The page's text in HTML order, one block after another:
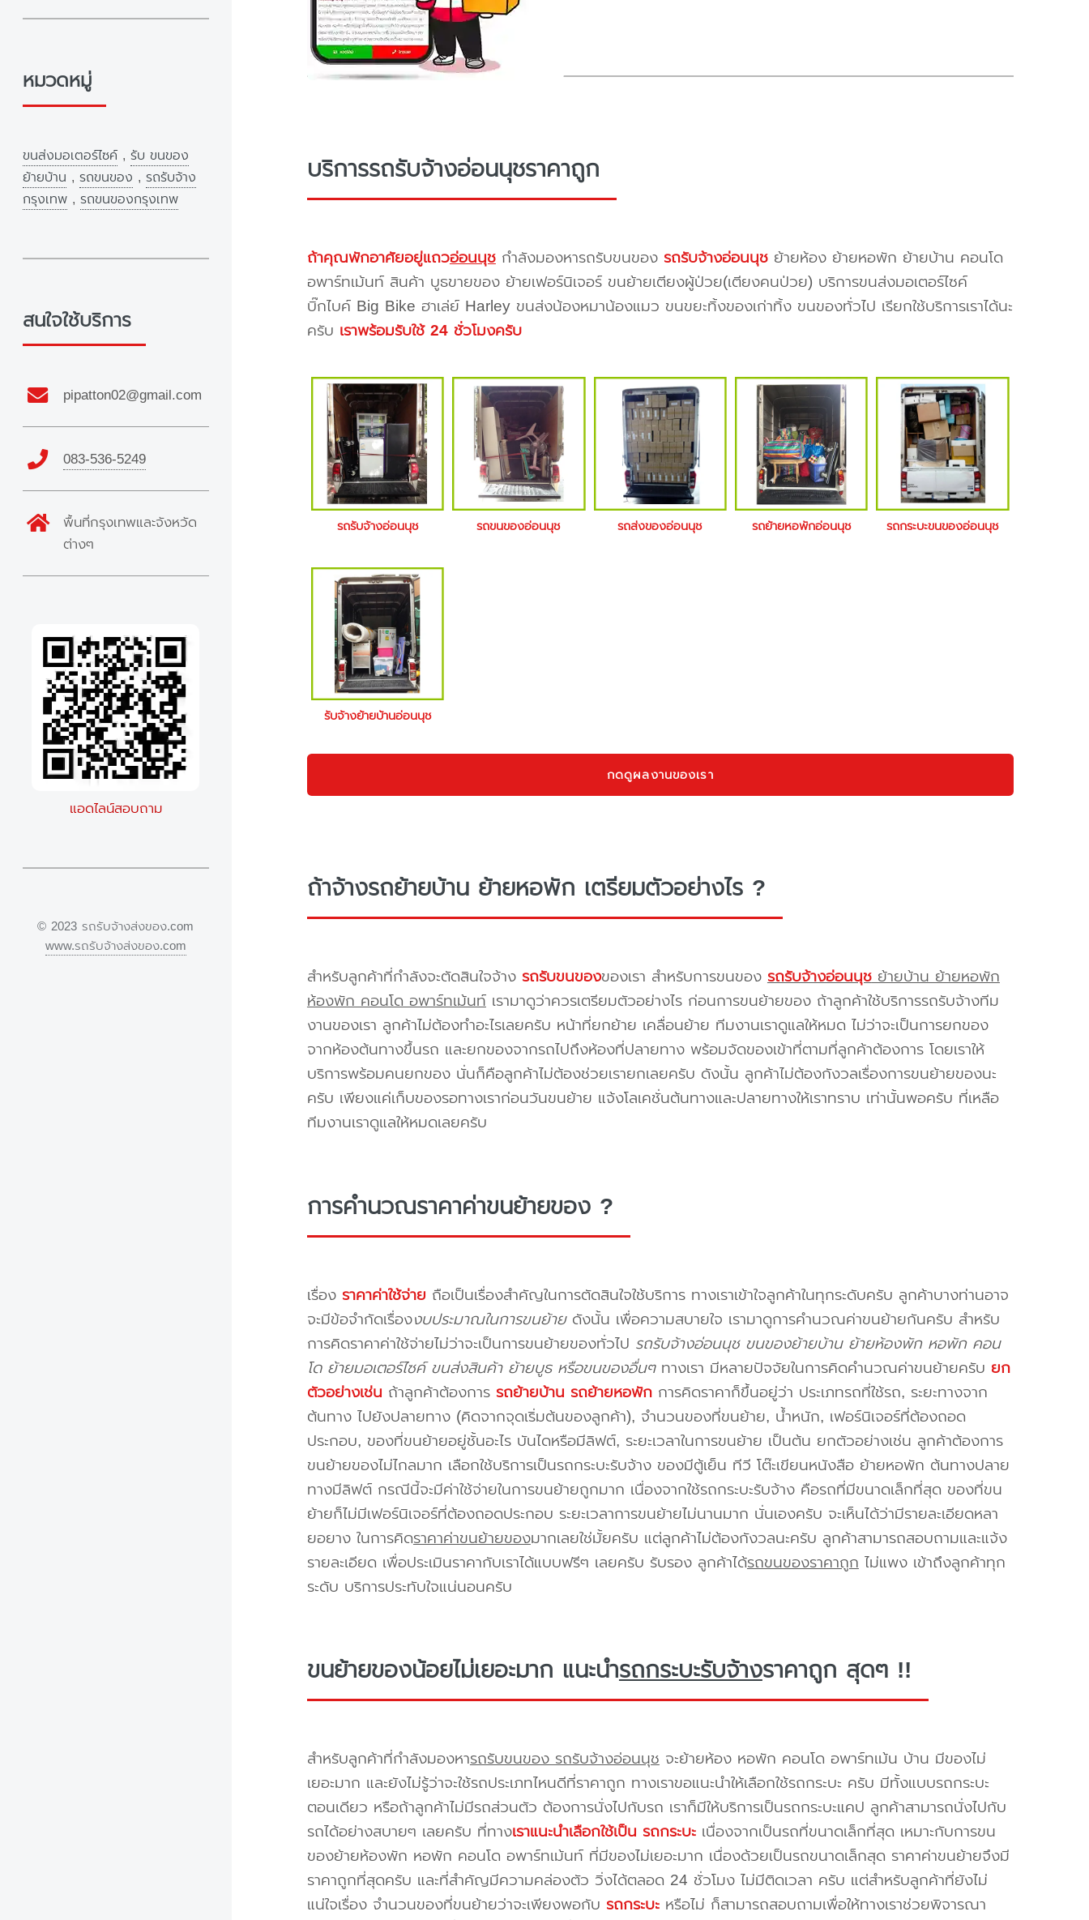
บริการรถรับจ้างอ่อนนุชราคาถูก
ถ้าคุณพักอาศัยอยู่แถวอ่อนนุชกำลังมองหารถรับขนของ รถรับจ้างอ่อนนุชย้ายห้อง ย้ายหอพัก ย้ายบ้าน คอนโด
อพาร์ทเม้นท์ สินค้า บูธขายของ ย้ายเฟอร์นิเจอร์ ขนย้ายเตียงผู้ป่วย(เตียงคนป่วย) บริการขนส่งมอเตอร์ไซค์
บิ๊กไบค์ Big Bike ฮาเล่ย์ Harley ขนส่งน้องหมาน้องแมว ขนขยะทิ้งของเก่าทิ้ง ขนของทั่วไป เรียกใช้บริการเราได้นะ
ครับ เราพร้อมรับใช้ 24 ชั่วโมงครับ
รถรับจ้างอ่อนนุช รถขนของอ่อนนุช รถส่งของอ่อนนุช รถย้ายหอพักอ่อนนุช รถกระบะขนของอ่อนนุช
รับจ้างย้ายบ้านอ่อนนุช
กดดูผลงานของเรา
ถ้าจ้างรถย้ายบ้าน ย้ายหอพัก เตรียมตัวอย่างไร ?
สำหรับลูกค้าที่กำลังจะตัดสินใจจ้าง รถรับขนของของเรา สำหรับการขนของ รถรับจ้างอ่อนนุชย้ายบ้าน ย้ายหอพัก
ห้องพัก คอนโด อพาร์ทเม้นท์เรามาดูว่าควรเตรียมตัวอย่างไร ก่อนการขนย้ายของ ถ้าลูกค้าใช้บริการรถรับจ้างทีม
งานของเรา ลูกค้าไม่ต้องทำอะไรเลยครับ หน้าที่ยกย้าย เคลื่อนย้าย ทีมงานเราดูแลให้หมด ไม่ว่าจะเป็นการยกของ
จากห้องต้นทางขึ้นรถ และยกของจากรถไปถึงห้องที่ปลายทาง พร้อมจัดของเข้าที่ตามที่ลูกค้าต้องการ โดยเราให้
บริการพร้อมคนยกของ นั่นก็คือลูกค้าไม่ต้องช่วยเรายกเลยครับ ดังนั้น ลูกค้าไม่ต้องกังวลเรื่องการขนย้ายของนะ
ครับ เพียงแค่เก็บของรอทางเราก่อนวันขนย้าย แจ้งโลเคชั่นต้นทางและปลายทางให้เราทราบ เท่านั้นพอครับ ที่เหลือ
ทีมงานเราดูแลให้หมดเลยครับ
การคำนวณราคาค่าขนย้ายของ ?
เรื่อง ราคาค่าใช้จ่าย ถือเป็นเรื่องสำคัญในการตัดสินใจใช้บริการ ทางเราเข้าใจลูกค้าในทุกระดับครับ ลูกค้าบางท่านอาจ
จะมีข้อจำกัดเรื่องงบประมาณในการขนย้ายดังนั้น เพื่อความสบายใจ เรามาดูการคำนวณค่าขนย้ายกันครับ สำหรับ
การคิดราคาค่าใช้จ่ายไม่ว่าจะเป็นการขนย้ายของทั่วไป รถรับจ้างอ่อนนุช ขนของย้ายบ้าน ย้ายห้องพัก หอพัก คอน
โด ย้ายมอเตอร์ไซค์ ขนส่งสินค้า ย้ายบูธ หรือขนของอื่นๆทางเรา มีหลายปัจจัยในการคิดคำนวณค่าขนย้ายครับ ยก
ตัวอย่างเช่น ถ้าลูกค้าต้องการ รถย้ายบ้าน รถย้ายหอพักการคิดราคาก็ขึ้นอยู่ว่า ประเภทรถที่ใช้รถ, ระยะทางจาก
ต้นทาง ไปยังปลายทาง (คิดจากจุดเริ่มต้นของลูกค้า), จำนวนของที่ขนย้าย, น้ำหนัก, เฟอร์นิเจอร์ที่ต้องถอด
ประกอบ, ของที่ขนย้ายอยู่ชั้นอะไร บันไดหรือมีลิฟต์, ระยะเวลาในการขนย้าย เป็นต้น ยกตัวอย่างเช่น ลูกค้าต้องการ
ขนย้ายของไม่ไกลมาก เลือกใช้บริการเป็นรถกระบะรับจ้าง ของมีตู้เย็น ทีวี โต๊ะเขียนหนังสือ ย้ายหอพัก ต้นทางปลาย
ทางมีลิฟต์ กรณีนี้จะมีค่าใช้จ่ายในการขนย้ายถูกมาก เนื่องจากใช้รถกระบะรับจ้าง คือรถที่มีขนาดเล็กที่สุด ของที่ขน
ย้ายก็ไม่มีเฟอร์นิเจอร์ที่ต้องถอดประกอบ ระยะเวลาการขนย้ายไม่นานมาก นั่นเองครับ จะเห็นได้ว่ามีรายละเอียดหลา
ยอยาง ในการคิดราคาค่าขนย้ายของมากเลยใช่มั้ยครับ แต่ลูกค้าไม่ต้องกังวลนะครับ ลูกค้าสามารถสอบถามและแจ้ง
รายละเอียด เพื่อประเมินราคากับเราได้แบบฟรีๆ เลยครับ รับรอง ลูกค้าได้รถขนของราคาถูกไม่แพง เข้าถึงลูกค้าทุก
ระดับ บริการประทับใจแน่นอนครับ
ขนย้ายของน้อยไม่เยอะมาก แนะนำรถกระบะรับจ้างราคาถูก สุดๆ !!
สำหรับลูกค้าที่กำลังมองหารถรับขนของ รถรับจ้างอ่อนนุชจะย้ายห้อง หอพัก คอนโด อพาร์ทเม้น บ้าน มีของไม่
เยอะมาก และยังไม่รู้ว่าจะใช้รถประเภทไหนดีที่ราคาถูก ทางเราขอแนะนำให้เลือกใช้รถกระบะ ครับ มีทั้งแบบรถกระบะ
ตอนเดียว หรือถ้าลูกค้าไม่มีรถส่วนตัว ต้องการนั่งไปกับรถ เราก็มีให้บริการเป็นรถกระบะแคป ลูกค้าสามารถนั่งไปกับ
รถได้อย่างสบายๆ เลยครับ ที่ทางเราแนะนำเลือกใช้เป็น รถกระบะเนื่องจากเป็นรถที่ขนาดเล็กที่สุด เหมาะกับการขน
ของย้ายห้องพัก หอพัก คอนโด อพาร์ทเม้นท์ ที่มีของไม่เยอะมาก เนื่องด้วยเป็นรถขนาดเล็กสุด ราคาค่าขนย้ายจึงมี
ราคาถูกที่สุดครับ และที่สำคัญมีความคล่องตัว วิ่งได้ตลอด 24 ชั่วโมง ไม่มีติดเวลา ครับ แต่สำหรับลูกค้าที่ยังไม่
แน่ใจเรื่อง จำนวนของที่ขนย้ายว่าจะเพียงพอกับ รถกระบะหรือไม่ ก็สามารถสอบถามเพื่อให้ทางเราช่วยพิจารณา
หมวดหมู่
ขนส่งมอเตอร์ไซค์ , รับ ขนของ
ย้ายบ้าน , รถขนของ , รถรับจ้าง
กรุงเทพ , รถขนของกรุงเทพ
สนใจใช้บริการ
pipatton02@gmail.com
083-536-5249
พื้นที่กรุงเทพและจังหวัด
ต่างๆ
แอดไลน์สอบถาม
© 2023 รถรับจ้างส่งของ.com
www.รถรับจ้างส่งของ.com